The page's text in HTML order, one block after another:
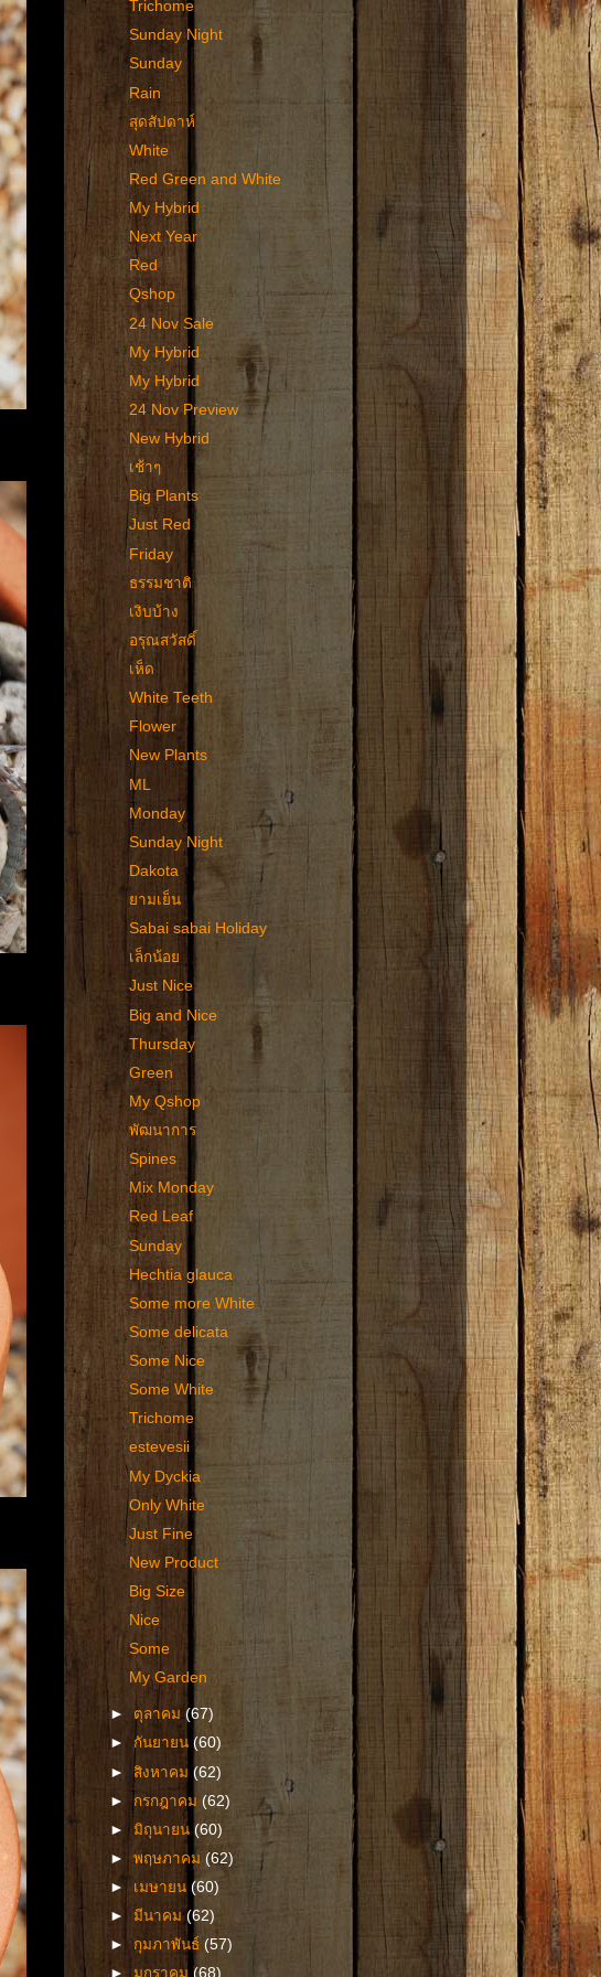
Trichome
Sunday Night
Sunday
Rain
สุดสัปดาห์
White
Red Green and White
My Hybrid
Next Year
Red
Qshop
24 Nov Sale
My Hybrid
My Hybrid
24 Nov Preview
New Hybrid
เช้าๆ
Big Plants
Just Red
Friday
ธรรมชาติ
เงิบบ้าง
อรุณสวัสดิ์
เห็ด
White Teeth
Flower
New Plants
ML
Monday
Sunday Night
Dakota
ยามเย็น
Sabai sabai Holiday
เล็กน้อย
Just Nice
Big and Nice
Thursday
Green
My Qshop
พัฒนาการ
Spines
Mix Monday
Red Leaf
Sunday
Hechtia glauca
Some more White
Some delicata
Some Nice
Some White
Trichome
estevesii
My Dyckia
Only White
Just Fine
New Product
Big Size
Nice
Some
My Garden
► ตุลาคม(67)
► กันยายน(60)
►สิงหาคม(62)
► กรกฎาคม(62)
►มิถุนายน (60)
►พฤษภาคม(62)
► เมษายน(60)
►มีนาคม(62)
► กุมภาพันธ์(57)
►มกราคม (68)